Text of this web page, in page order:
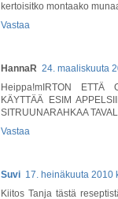
kertoisitko montaako
Vastaa
HannaR 24. maaliskuuta
Heippa!mIRTON ETTÄ
KÄYTTÄÄ ESIM
SITRUUNARAHKAA
Vastaa
Suvi 17. heinäkuuta 2010
Kiitos Tanja tästä